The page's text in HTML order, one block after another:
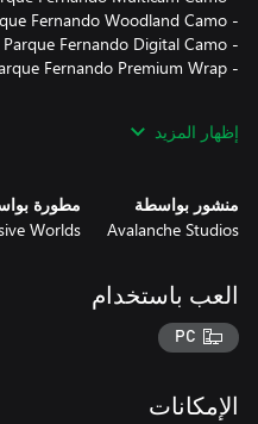
محتويات هذه الحزمة تجميلية
والخيام والمخابئ في اللعبة. يُمكن
إظهار المزيد
منشور بواسطة
Avalanche Studios
مطورة
Worlds
العب باستخدام
PC
الإمكانات